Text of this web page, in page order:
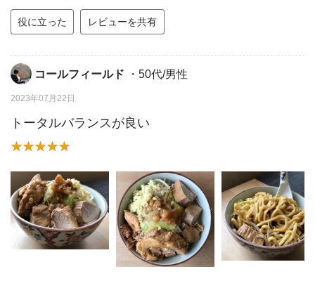
役に立った レビューを共有
コールフィールド ・50代/男性
2023年07月22日
トータルバランスが良い